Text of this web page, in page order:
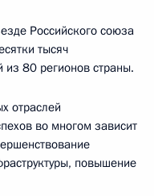
Российского союза
тысяч
из 80 регионов страны.
отраслей
во многом зависит
повышение